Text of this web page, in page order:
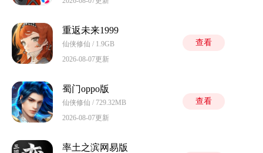
重返未来1999
仙侠修仙 / 1.9GB
2026-08-07更新
查看
蜀门oppo版
仙侠修仙 / 729.32MB
2026-08-07更新
查看
率土之滨网易版